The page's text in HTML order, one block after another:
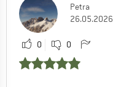
Petra
26.05.2026
0 0